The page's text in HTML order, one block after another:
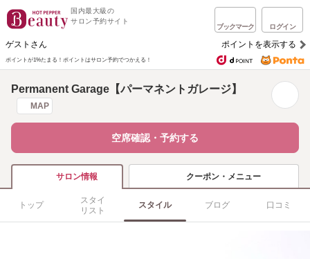
国内最大級の
サロン予約サイト
ブックマーク ログイン
ゲストさん ポイントを表示する
ポイントが1%たまる！ ポイントはサロン予約でつかえる！
Permanent Garage【パーマネントガレージ】
MAP
空席確認・予約する
サロン情報 クーポン・メニュー
トップ
スタイ
リスト
スタイル ブログ 口コミ